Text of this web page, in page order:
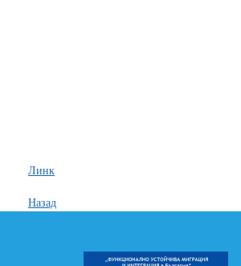
Линк
Назад